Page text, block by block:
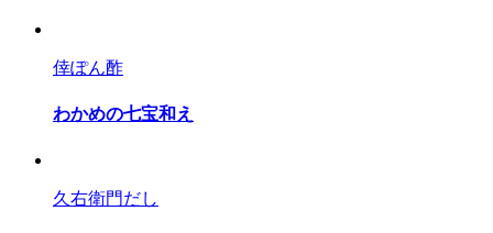
倖ぽん酢
わかめの七宝和え
久右衛門だし